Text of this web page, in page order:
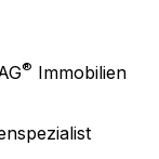
® Immobilien